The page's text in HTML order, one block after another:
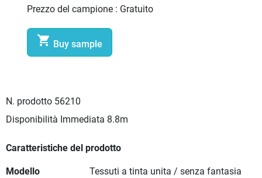
Prezzo del campione : Gratuito
 Buy sample
N. prodotto 56210
Disponibilità Immediata 8.8m
Caratteristiche del prodotto
Modello Tessuti a tinta unita / senza fantasia